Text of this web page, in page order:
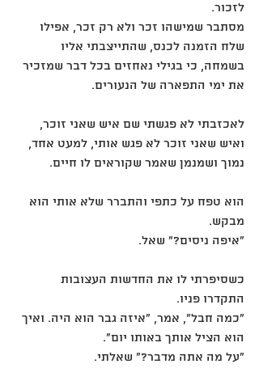
לזכור.
מסתבר שמישהו זכר ולא רק זכר, אפילו
שלח הזמנה לכנס, שהתייצבתי אליו
בשמחה, כי בגילי נאחזים בכל דבר שמזכיר
את ימי התפארה של הנעורים.
לאכזבתי לא פגשתי שם איש שאני זוכר,
ואיש שאני זוכר לא פגש אותי, למעט אחד,
נמוך ושמנמן שאמר שקוראים לו חיים.
הוא טפח על כתפי והתברר שלא אותי הוא
מבקש.
"איפה ניסים?" שאל.
כשסיפרתי לו את החדשות העצובות
התקדרו פניו.
"כמה חבל", אמר, "איזה גבר הוא היה. ואיך
הוא הציל אותך באותו יום".
"על מה אתה מדבר?" שאלתי.